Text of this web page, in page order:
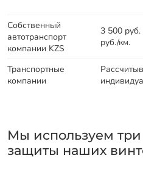
Собственный
автотранспорт
компании KZS
3 500
руб./км.
Транспортные
компании
Мы используем
защиты наших